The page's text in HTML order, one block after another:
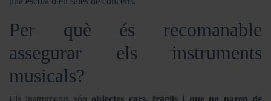
Per què és recomanable
assegurar els instruments
musicals?
Els instruments són objectes cars, fràgils i que no paren de